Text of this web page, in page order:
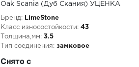
Oak Scania (Дуб Скания) УЦЕНКА
Бренд:
LimeStone
Класс износостойкости: 43
Толщина,мм: 3.5
Тип соединения: замковое
Снято с